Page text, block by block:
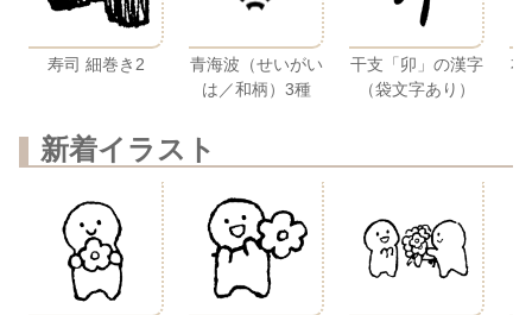
寿司 細巻き2
青海波（せいがい
は／和柄）3種
干支「卯」の漢字
（袋文字あり）
右
新着イラスト